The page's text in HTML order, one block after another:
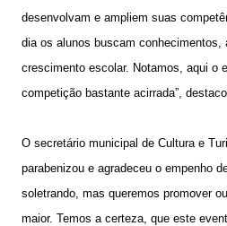
desenvolvam e ampliem suas
dia os alunos buscam conhecimentos,
crescimento escolar. Notamos, aqui o
competição bastante acirrada”,
O secretário municipal de Cultura e
parabenizou e agradeceu o empenho
soletrando, mas queremos promover
maior. Temos a certeza, que este